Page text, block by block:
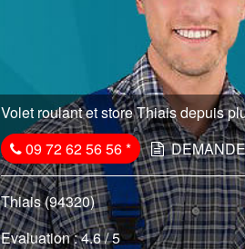
Volet roulant et store Thiais depuis
09 72 62 56 56*
Thiais (94320)
Evaluation :4.6/ 5